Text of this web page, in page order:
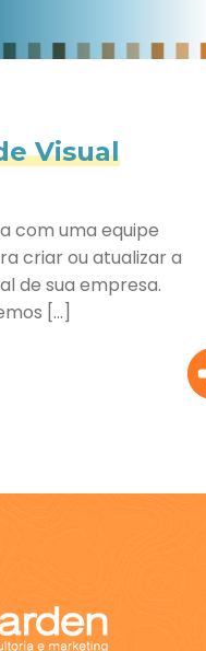
Visual
com uma equipe
criar ou atualizar a
de sua empresa.
[…]